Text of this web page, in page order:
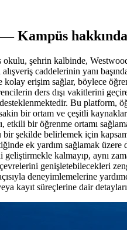
Kampüs hakkında
şehrin kalbinde,
caddelerinin yanı
erişim sağlar, böylece
ders dışı vakitlerini
Bu platform,
bir ortam ve çeşitli
etkili bir öğrenme ortamı
şekilde belirlemek için
ek yardım sağlamak
kalmayıp, aynı
genişletebilecekleri
deneyimlemelerine
kayıt süreçlerine dair